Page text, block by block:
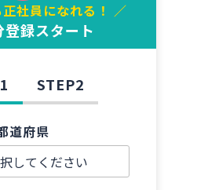
社員になれる！ ／
録スタート
STEP2
道府県